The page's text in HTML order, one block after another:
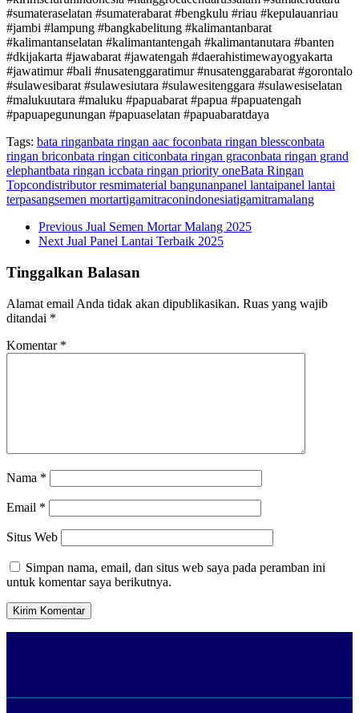
#sumateraselatan #sumaterabarat #bengkulu #riau #kepulauanriau
#jambi #lampung #bangkabelitung #kalimantanbarat
#kalimantanselatan #kalimantantengah #kalimantanutara #banten
#dkijakarta #jawabarat #jawatengah #daerahistimewayogyakarta
#jawatimur #bali #nusatenggaratimur #nusatenggarabarat #gorontalo
#sulawesibarat #sulawesiutara #sulawesitenggara #sulawesiselatan
#malukuutara #maluku #papuabarat #papua #papuatengah
#papuapegunungan #papuaselatan #papuabaratdaya
Tags: bata ringanbata ringan aac foconbata ringan blessconbata
ringan briconbata ringan citiconbata ringan graconbata ringan grand
elephantbata ringan iccbata ringan priority oneBata Ringan
Topcondistributor resmimaterial bangunanpanel lantaipanel lantai
terpasangsemen mortartigamitraconindonesiatigamitramalang
Previous Jual Semen Mortar Malang 2025
Next Jual Panel Lantai Terbaik 2025
Tinggalkan Balasan
Alamat email Anda tidak akan dipublikasikan. Ruas yang wajib
ditandai *
Komentar *
Nama *
Email *
Situs Web
Simpan nama, email, dan situs web saya pada peramban ini
untuk komentar saya berikutnya.